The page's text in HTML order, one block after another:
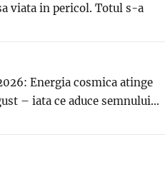
viata in pericol. Totul s-a
Energia cosmica atinge
– iata ce aduce semnului...